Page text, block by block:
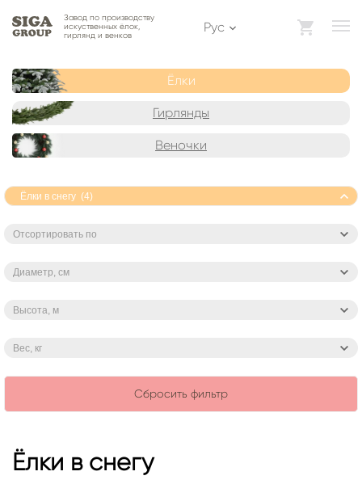
Завод по производству
искуственных ёлок,
гирлянд и венков
Рус
Ёлки
Гирлянды
Веночки
Ёлки в снегу (4)
Отсортировать по
Диаметр, см
Высота, м
Вес, кг
Ёлки в снегу